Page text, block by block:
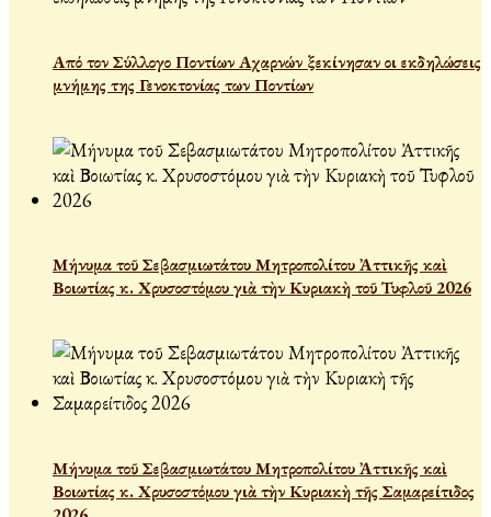
Από τον Σύλλογο Ποντίων Αχαρνών ξεκίνησαν οι εκδηλώσεις
μνήμης της Γενοκτονίας των Ποντίων
Μήνυμα τοῦ Σεβασμιωτάτου Μητροπολίτου Ἀττικῆς καὶ
Βοιωτίας κ. Χρυσοστόμου γιὰ τὴν Κυριακὴ τοῦ Τυφλοῦ 2026
Μήνυμα τοῦ Σεβασμιωτάτου Μητροπολίτου Ἀττικῆς καὶ
Βοιωτίας κ. Χρυσοστόμου γιὰ τὴν Κυριακὴ τῆς Σαμαρείτιδος